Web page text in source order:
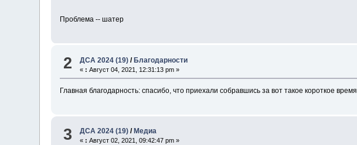
Проблема -- шатер
2 ДСА 2024 (19) /Благодарности
« : Август 04, 2021, 12:31:13 pm »
Главная благодарность: спасибо, что приехали собравшись за вот такое короткое время.
3 ДСА 2024 (19) / Медиа
« : Август 02, 2021, 09:42:47 pm »